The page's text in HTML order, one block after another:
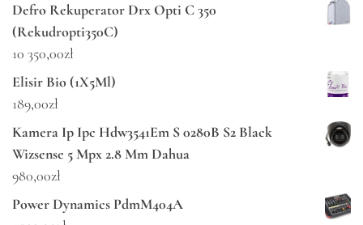
Defro Rekuperator Drx Opti C 350
(Rekudropti350C)
10 350,00zł
Elisir Bio (1X5Ml)
189,00zł
Kamera Ip Ipc Hdw3541Em S 0280B S2 Black
Wizsense 5 Mpx 2.8 Mm Dahua
980,00zł
Power Dynamics PdmM404A